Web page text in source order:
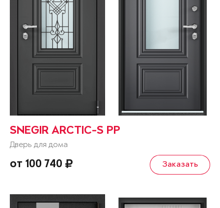
SNEGIR ARCTIC-S PP
Дверь для дома
от 100 740 Заказать